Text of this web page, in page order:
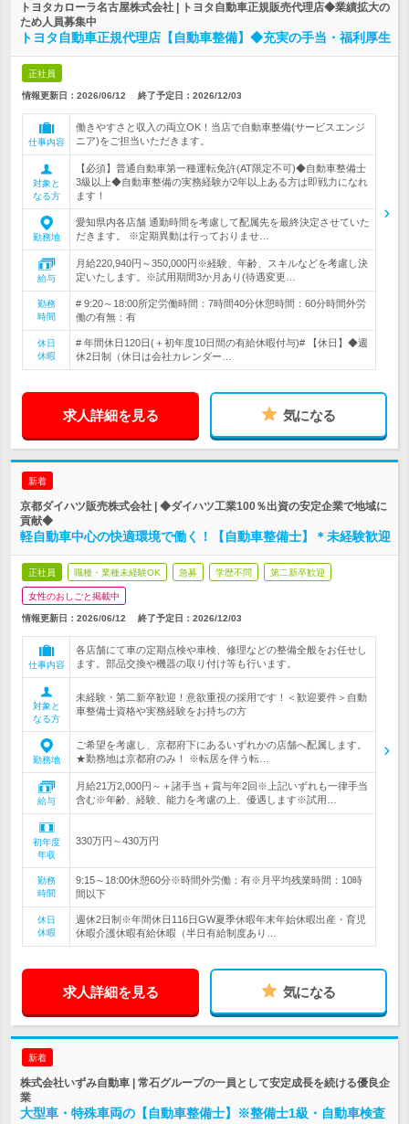
トヨタカローラ名古屋株式会社 | トヨタ自動車正規販売代理店◆業績拡大の
ため人員募集中
トヨタ自動車正規代理店【自動車整備】◆充実の手当・福利厚生
正社員
情報更新日：2026/06/12 終了予定日： 2026/12/03
仕事内容
働きやすさと収入の両立OK！当店で自動車整備(サービスエンジ
ニア)をご担当いただきます。
対象と
なる方
【必須】普通自動車第一種運転免許(AT限定不可)◆自動車整備士
3級以上◆自動車整備の実務経験が2年以上ある方は即戦力になれ
ます！
勤務地
愛知県内各店舗 通勤時間を考慮して配属先を最終決定させていた
だきます。 ※定期異動は行っておりませ…
給与
月給220,940円～350,000円※経験、年齢、スキルなどを考慮し決
定いたします。※試用期間3か月あり(待遇変更…
勤務
時間
# 9:20～18:00所定労働時間：7時間40分休憩時間：60分時間外労
働の有無：有
休日
休暇
# 年間休日120日(＋初年度10日間の有給休暇付与)# 【休日】◆週
休2日制（休日は会社カレンダー…
求人詳細を見る 気になる
新着
京都ダイハツ販売株式会社 | ◆ダイハツ工業100％出資の安定企業で地域に
貢献◆
軽自動車中心の快適環境で働く！【自動車整備士】＊未経験歓迎
正社員 職種・業種未経験OK 急募 学歴不問 第二新卒歓迎
女性のおしごと掲載中
情報更新日：2026/06/12 終了予定日： 2026/12/03
仕事内容
各店舗にて車の定期点検や車検、修理などの整備全般をお任せし
ます。部品交換や機器の取り付け等も行います。
対象と
なる方
未経験・第二新卒歓迎！意欲重視の採用です！＜歓迎要件＞自動
車整備士資格や実務経験をお持ちの方
勤務地
ご希望を考慮し、京都府下にあるいずれかの店舗へ配属します。
★勤務地は京都府のみ！ ※転居を伴う転…
給与
月給21万2,000円～＋諸手当＋賞与年2回※上記いずれも一律手当
含む※年齢、経験、能力を考慮の上、優遇します※試用…
初年度
年収
330万円～430万円
勤務
時間
9:15～18:00休憩60分※時間外労働：有※月平均残業時間：10時
間以下
休日
休暇
週休2日制※年間休日116日GW夏季休暇年末年始休暇出産・育児
休暇介護休暇有給休暇（半日有給制度あり…
求人詳細を見る 気になる
新着
株式会社いずみ自動車 | 常石グループの一員として安定成長を続ける優良企
業
大型車・特殊車両の【自動車整備士】※整備士1級・自動車検査